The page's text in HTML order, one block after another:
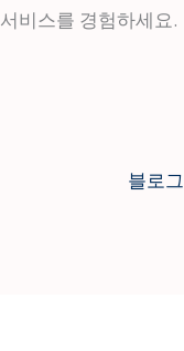
서비스를 경험하세요.
블로그